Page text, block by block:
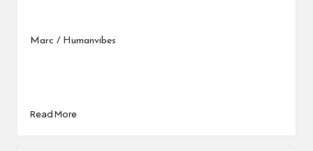
Marc / Humanvibes
Read More